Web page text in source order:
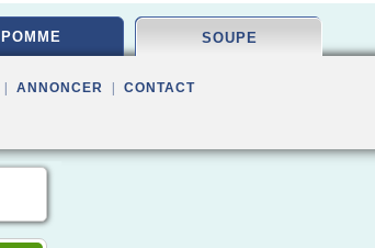
POMME SOUPE
ANNONCER CONTACT